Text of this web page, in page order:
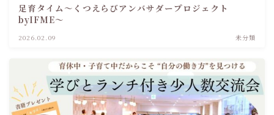
足育タイム～くつえらびアンバサダープロジェクト
byIFME～
2026.02.09 未分類